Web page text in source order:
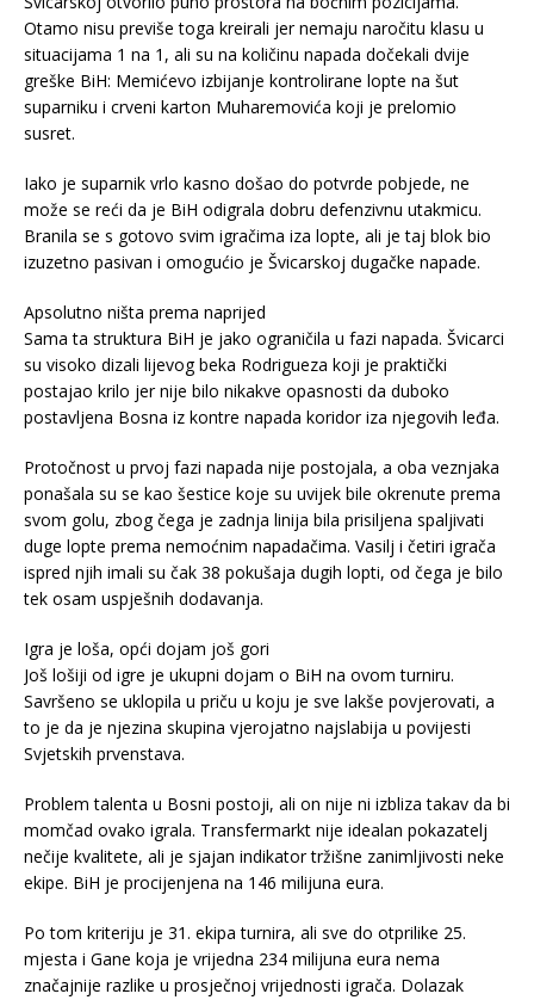
Otamo nisu previše toga kreirali jer nemaju naročitu klasu u
situacijama 1 na 1, ali su na količinu napada dočekali dvije
greške BiH: Memićevo izbijanje kontrolirane lopte na šut
suparniku i crveni karton Muharemovića koji je prelomio
susret.
Iako je suparnik vrlo kasno došao do potvrde pobjede, ne
može se reći da je BiH odigrala dobru defenzivnu utakmicu.
Branila se s gotovo svim igračima iza lopte, ali je taj blok bio
izuzetno pasivan i omogućio je Švicarskoj dugačke napade.
Apsolutno ništa prema naprijed
Sama ta struktura BiH je jako ograničila u fazi napada. Švicarci
su visoko dizali lijevog beka Rodrigueza koji je praktički
postajao krilo jer nije bilo nikakve opasnosti da duboko
postavljena Bosna iz kontre napada koridor iza njegovih leđa.
Protočnost u prvoj fazi napada nije postojala, a oba veznjaka
ponašala su se kao šestice koje su uvijek bile okrenute prema
svom golu, zbog čega je zadnja linija bila prisiljena spaljivati
duge lopte prema nemoćnim napadačima. Vasilj i četiri igrača
ispred njih imali su čak 38 pokušaja dugih lopti, od čega je bilo
tek osam uspješnih dodavanja.
Igra je loša, opći dojam još gori
Još lošiji od igre je ukupni dojam o BiH na ovom turniru.
Savršeno se uklopila u priču u koju je sve lakše povjerovati, a
to je da je njezina skupina vjerojatno najslabija u povijesti
Svjetskih prvenstava.
Problem talenta u Bosni postoji, ali on nije ni izbliza takav da bi
momčad ovako igrala. Transfermarkt nije idealan pokazatelj
nečije kvalitete, ali je sjajan indikator tržišne zanimljivosti neke
ekipe. BiH je procijenjena na 146 milijuna eura.
Po tom kriteriju je 31. ekipa turnira, ali sve do otprilike 25.
mjesta i Gane koja je vrijedna 234 milijuna eura nema
značajnije razlike u prosječnoj vrijednosti igrača. Dolazak